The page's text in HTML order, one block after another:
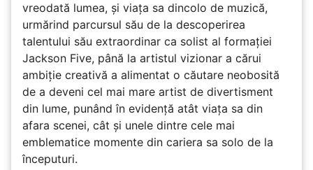
vreodată lumea, și viața sa dincolo de muzică,
urmărind parcursul său de la descoperirea
talentului său extraordinar ca solist al formației
Jackson Five, până la artistul vizionar a cărui
ambiție creativă a alimentat o căutare neobosită
de a deveni cel mai mare artist de divertisment
din lume, punând în evidență atât viața sa din
afara scenei, cât și unele dintre cele mai
emblematice momente din cariera sa solo de la
începuturi.